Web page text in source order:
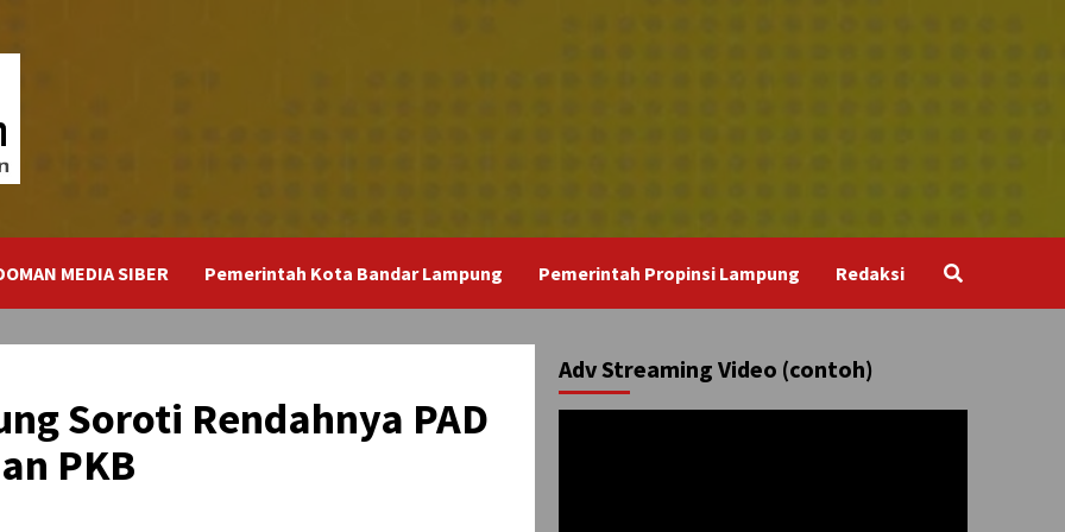
MEDIA SIBER Pemerintah Kota Bandar Lampung Pemerintah Propinsi Lampung Redaksi
Soroti Rendahnya PAD
PKB
Adv Streaming Video (contoh)